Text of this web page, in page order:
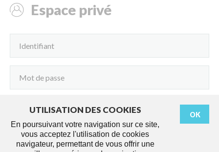
Espace privé
OK
UTILISATION DES COOKIES
En poursuivant votre navigation sur ce site,
vous acceptez l'utilisation de cookies
navigateur, permettant de vous offrir une